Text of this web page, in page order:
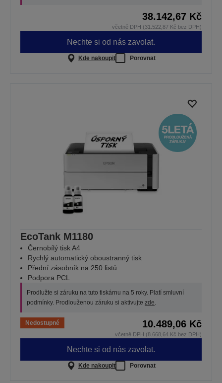
38.142,67 Kč
včetně DPH (31.522,87 Kč bez DPH)
Nechte si od nás zavolat.
Kde nakoupit Porovnat
EcoTank M1180
Černobílý tisk A4
Rychlý automatický oboustranný tisk
Přední zásobník na 250 listů
Podpora PCL
Prodlužte si záruku na tuto tiskárnu na 5 roky. Platí smluvní
podmínky. Prodlouženou záruku si aktivujte zde.
Nedostupné 10.489,06 Kč
včetně DPH (8.668,64 Kč bez DPH)
Nechte si od nás zavolat.
Kde nakoupit Porovnat